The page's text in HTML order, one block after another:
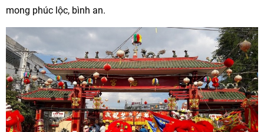
mong phúc lộc, bình an.